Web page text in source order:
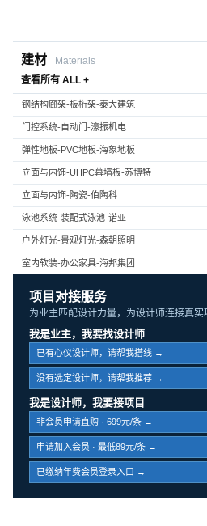
建材
Materials
查看所有 ALL +
钢结构廊架-板桁架-泰大建筑
门控系统-自动门-濠振机电
弹性地板-PVC地板-海象地板
立面与内饰-UHPC幕墙板-苏博特
立面与内饰-陶瓷-伯陶科
泳池系统-装配式泳池-诺亚
户外灯光-景观灯光-森朝照明
室内软装-办公家具-海邦集团
项目对接服务
为业主匹配设计力量，为设计师连接真实
我是业主，我要找设计师
已有心仪设计师，请帮我搭线 →
没有选定设计师，请帮我推荐 →
我是设计师，我要接项目
非会员申请直购 · 699元/条 →
申请加入会员 · 最低89元/条 →
已缴纳年费会员登录入口 →